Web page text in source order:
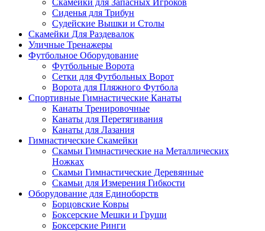
Сиденья для Трибун
Судейские Вышки и Столы
Скамейки Для Раздевалок
Уличные Тренажеры
Футбольное Оборудование
Футбольные Ворота
Сетки для Футбольных Ворот
Ворота для Пляжного Футбола
Спортивные Гимнастические Канаты
Канаты Тренировочные
Канаты для Перетягивания
Канаты для Лазания
Гимнастические Скамейки
Скамьи Гимнастические на Металлических
Ножках
Скамьи Гимнастические Деревянные
Скамьи для Измерения Гибкости
Оборудование для Единоборств
Борцовские Ковры
Боксерские Мешки и Груши
Боксерские Ринги